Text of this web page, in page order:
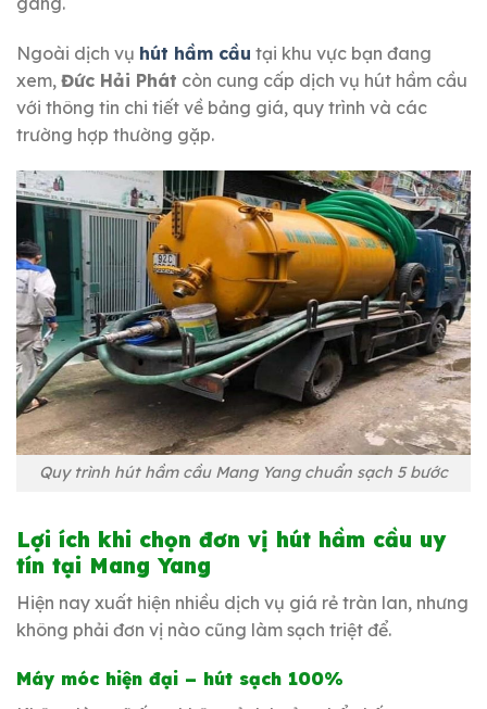
Ngoài dịch vụ hút hầm cầu tại khu vực bạn đang
xem, Đức Hải Phát còn cung cấp dịch vụ hút hầm cầu
với thông tin chi tiết về bảng giá, quy trình và các
trường hợp thường gặp.
Quy trình hút hầm cầu Mang Yang chuẩn sạch 5 bước
Lợi ích khi chọn đơn vị hút hầm cầu uy
tín tại Mang Yang
Hiện nay xuất hiện nhiều dịch vụ giá rẻ tràn lan, nhưng
không phải đơn vị nào cũng làm sạch triệt để.
Máy móc hiện đại – hút sạch 100%